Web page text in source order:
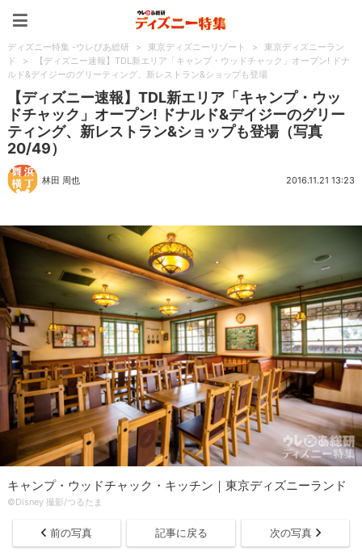
ディズニー特集 -ウレぴあ総研 > 東京ディズニーリゾート >
東京ディズニーラン
ド
>
【ディズニー速報】TDL新エリア「キャンプ・ウッドチャック」オープン! ドナ
ルド&デイジーのグリーティング、新レストラン&ショップも登場
【ディズニー速報】TDL新エリア「キャンプ・ウッ
ドチャック」オープン! ドナルド&デイジーのグリー
ティング、新レストラン&ショップも登場（写真
20/49）
林田 周也 2016.11.21 13:23
キャンプ・ウッドチャック・キッチン｜東京ディズニーランド
©Disney 撮影/つるたま
前の写真 記事に戻る 次の写真